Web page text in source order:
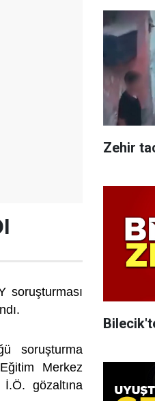
soruşturması
soruşturma
Merkez
gözaltına
Zehir